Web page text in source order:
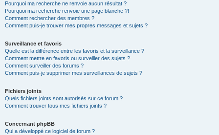
Pourquoi ma recherche ne renvoie aucun résultat ?
Pourquoi ma recherche renvoie une page blanche ?!
Comment rechercher des membres ?
Comment puis-je trouver mes propres messages et sujets ?
Surveillance et favoris
Quelle est la différence entre les favoris et la surveillance ?
Comment mettre en favoris ou surveiller des sujets ?
Comment surveiller des forums ?
Comment puis-je supprimer mes surveillances de sujets ?
Fichiers joints
Quels fichiers joints sont autorisés sur ce forum ?
Comment trouver tous mes fichiers joints ?
Concernant phpBB
Qui a développé ce logiciel de forum ?